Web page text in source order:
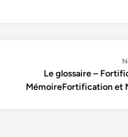
Le glossaire –
MémoireFortification et